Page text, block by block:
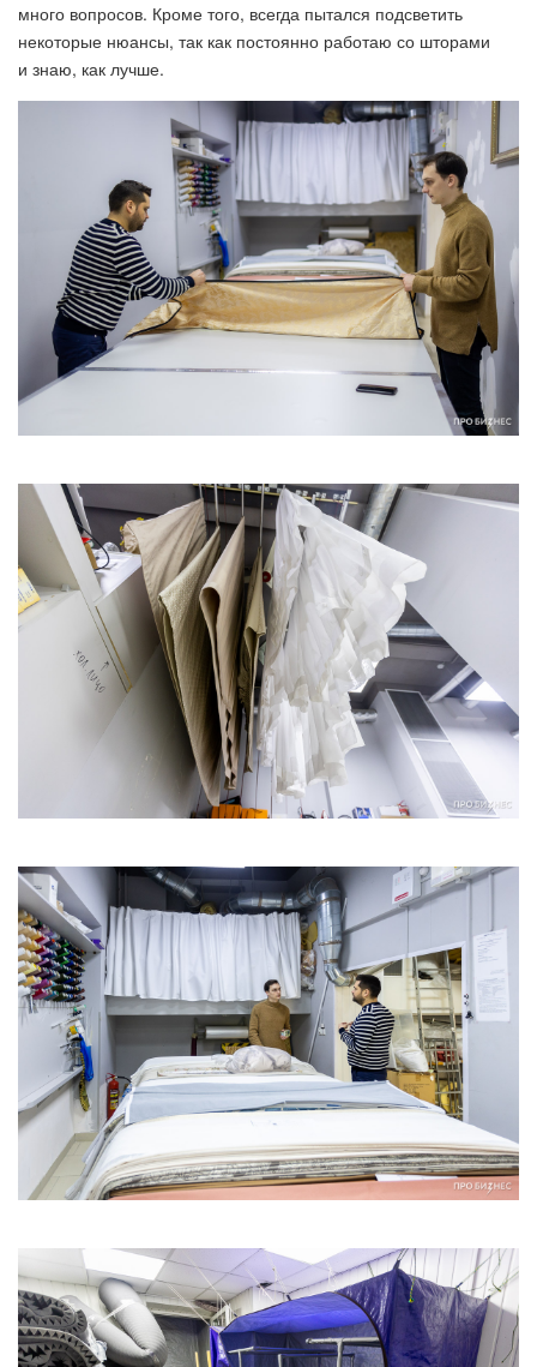
много вопросов. Кроме того, всегда пытался подсветить
некоторые нюансы, так как постоянно работаю со шторами
и знаю, как лучше.